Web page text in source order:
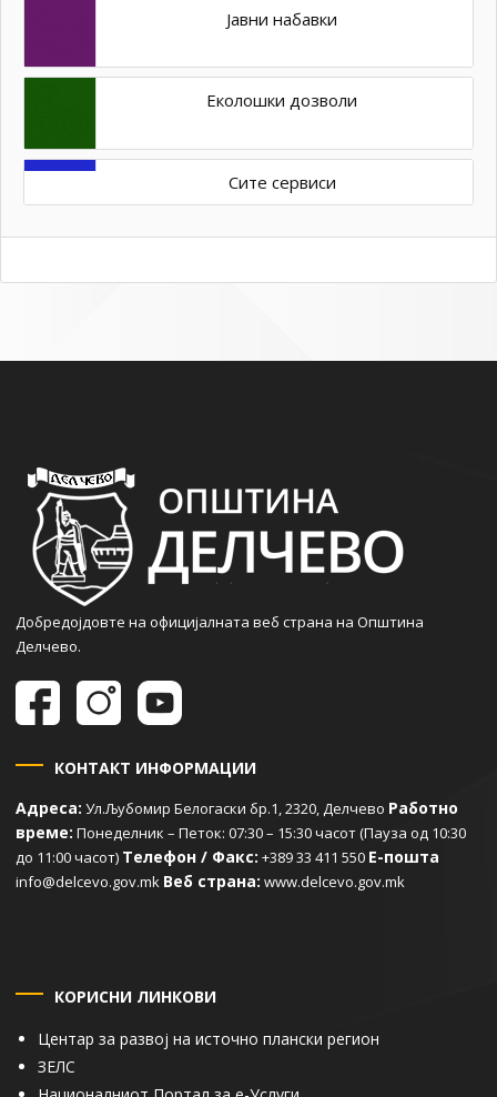
Јавни набавки
Еколошки дозволи
Сите сервиси
Добредојдовте на официјалната веб страна на Општина
Делчево.
КОНТАКТ ИНФОРМАЦИИ
Адреса: Ул.Љубомир Белогаски бр.1, 2320, Делчево Работно
време: Понеделник – Петок: 07:30 – 15:30 часот (Пауза од 10:30
до 11:00 часот) Телефон / Факс: +389 33 411 550 Е-пошта
info@delcevo.gov.mk Веб страна: www.delcevo.gov.mk
КОРИСНИ ЛИНКОВИ
Центар за развој на источно плански регион
ЗЕЛС